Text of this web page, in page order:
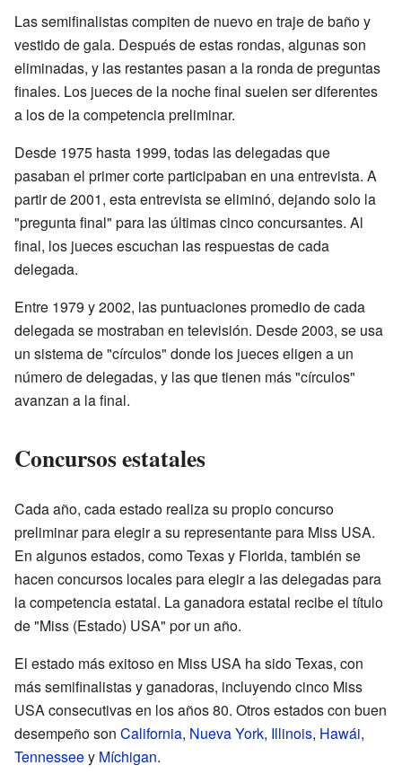
Las semifinalistas compiten de nuevo en traje de baño y
vestido de gala. Después de estas rondas, algunas son
eliminadas, y las restantes pasan a la ronda de preguntas
finales. Los jueces de la noche final suelen ser diferentes
a los de la competencia preliminar.
Desde 1975 hasta 1999, todas las delegadas que
pasaban el primer corte participaban en una entrevista. A
partir de 2001, esta entrevista se eliminó, dejando solo la
"pregunta final" para las últimas cinco concursantes. Al
final, los jueces escuchan las respuestas de cada
delegada.
Entre 1979 y 2002, las puntuaciones promedio de cada
delegada se mostraban en televisión. Desde 2003, se usa
un sistema de "círculos" donde los jueces eligen a un
número de delegadas, y las que tienen más "círculos"
avanzan a la final.
Concursos estatales
Cada año, cada estado realiza su propio concurso
preliminar para elegir a su representante para Miss USA.
En algunos estados, como Texas y Florida, también se
hacen concursos locales para elegir a las delegadas para
la competencia estatal. La ganadora estatal recibe el título
de "Miss (Estado) USA" por un año.
El estado más exitoso en Miss USA ha sido Texas, con
más semifinalistas y ganadoras, incluyendo cinco Miss
USA consecutivas en los años 80. Otros estados con buen
desempeño son California, Nueva York, Illinois, Hawái,
Tennesseey Míchigan.